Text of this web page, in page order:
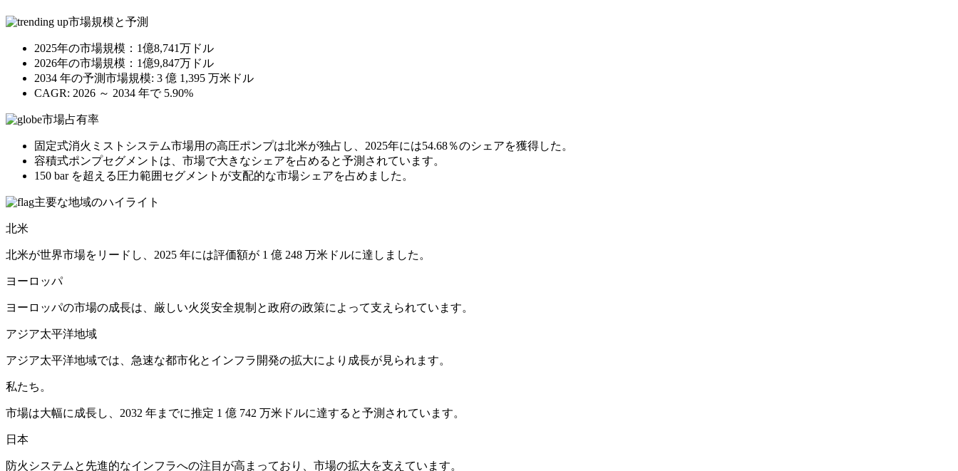
市場規模と予測
2025年の市場規模：1億8,741万ドル
2026年の市場規模：1億9,847万ドル
2034 年の予測市場規模: 3 億 1,395 万米ドル
CAGR: 2026 ～ 2034 年で 5.90%
市場占有率
固定式消火ミストシステム市場用の高圧ポンプは北米が独占し、2025年には54.68％のシェアを獲得した。
容積式ポンプセグメントは、市場で大きなシェアを占めると予測されています。
150 bar を超える圧力範囲セグメントが支配的な市場シェアを占めました。
主要な地域のハイライト
北米
北米が世界市場をリードし、2025 年には評価額が 1 億 248 万米ドルに達しました。
ヨーロッパ
ヨーロッパの市場の成長は、厳しい火災安全規制と政府の政策によって支えられています。
アジア太平洋地域
アジア太平洋地域では、急速な都市化とインフラ開発の拡大により成長が見られます。
私たち。
市場は大幅に成長し、2032 年までに推定 1 億 742 万米ドルに達すると予測されています。
日本
防火システムと先進的なインフラへの注目が高まっており、市場の拡大を支えています。